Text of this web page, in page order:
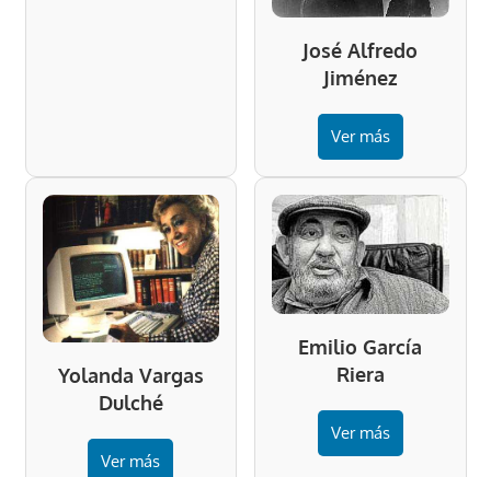
José Alfredo
Jiménez
Ver más
Yolanda Vargas
Dulché
Ver más
Emilio García
Riera
Ver más